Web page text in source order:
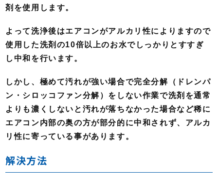
剤を使用します。
よって洗浄後はエアコンがアルカリ性によりますので
使用した洗剤の10倍以上のお水でしっかりとすすぎ
し中和を行います。
しかし、極めて汚れが強い場合で完全分解（ドレンパ
ン・シロッコファン分解）をしない作業で洗剤を通常
よりも濃くしないと汚れが落ちなかった場合など稀に
エアコン内部の奥の方が部分的に中和されず、アルカ
リ性に寄っている事があります。
解決方法